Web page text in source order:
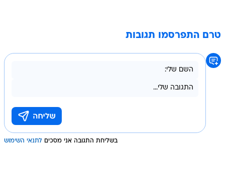
טרם התפרסמו תגובות
בשליחת התגובה אני מסכים לתנאי השימוש